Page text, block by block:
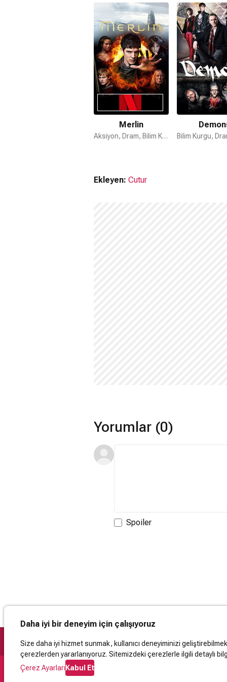
Merlin
Aksiyon, Dram, Bilim Kurgu
Ekleyen: Cutur
Yorumlar (0)
Spoiler
Daha iyi bir deneyim için çalışıyoruz
Size daha iyi hizmet sunmak, kullanıcı deneyiminizi
çerezlerden yararlanıyoruz. Sitemizdeki çerezlerle ilgili detaylı
Çerez AyarlarıKabul Et
Destek